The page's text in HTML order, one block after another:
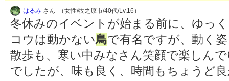
はるみ さん （女性/牧之原市/40代/Lv.16）
冬休みのイベントが始まる前に、ゆっ
コウは動かない鳥で有名ですが、動く
散歩も、寒い中みなさん笑顔で楽しん
でしたが、味も良く、時間もちょうど